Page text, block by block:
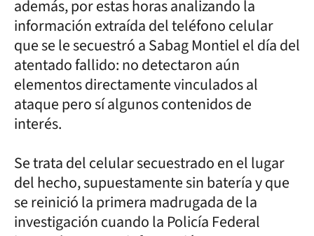
además, por estas horas analizando la
información extraída del teléfono celular
que se le secuestró a Sabag Montiel el día del
atentado fallido: no detectaron aún
elementos directamente vinculados al
ataque pero sí algunos contenidos de
interés.
Se trata del celular secuestrado en el lugar
del hecho, supuestamente sin batería y que
se reinició la primera madrugada de la
investigación cuando la Policía Federal